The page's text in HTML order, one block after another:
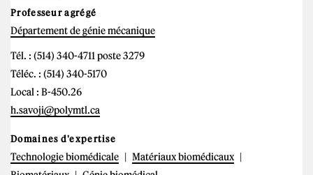
Professeur agrégé
Département de génie mécanique
Tél. : (514) 340-4711 poste 3279
Téléc. : (514) 340-5170
Local : B-450.26
h.savoji@polymtl.ca
Domaines d'expertise
Technologie biomédicale
Matériaux biomédicaux